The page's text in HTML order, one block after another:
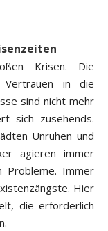
Krisen. Die
in die
sind nicht mehr
sich zusehends.
Unruhen und
agieren immer
Probleme. Immer
Hier
die erforderlich